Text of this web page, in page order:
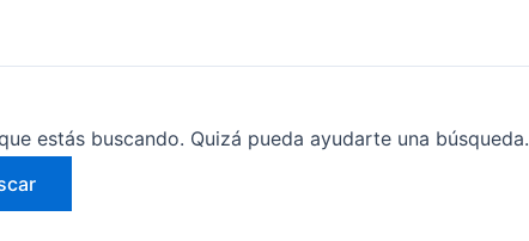
estás buscando. Quizá pueda ayudarte una búsqueda.